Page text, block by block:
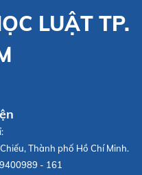
LUẬT TP.
Thành phố Hồ Chí Minh.
- 161